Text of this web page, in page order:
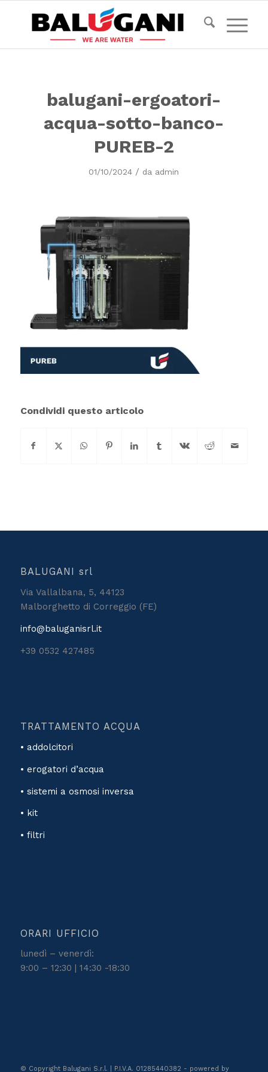
balugani-ergoatori-
acqua-sotto-banco-
PUREB-2
01/10/2024 / da admin
Condividi questo articolo
BALUGANI srl
Via Vallalbana, 5, 44123
Malborghetto di Correggio (FE)
info@baluganisrl.it
+39 0532 427485
TRATTAMENTO ACQUA
• addolcitori
• erogatori d’acqua
• sistemi a osmosi inversa
• kit
• filtri
ORARI UFFICIO
lunedì – venerdì:
9:00 – 12:30 | 14:30 -18:30
© Copyright Balugani S.r.l. | P.I.V.A. 01285440382 - powered by